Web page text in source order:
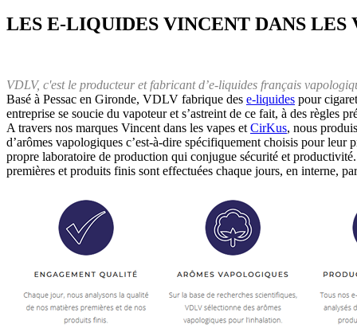
LES E-LIQUIDES VINCENT DANS LES
VDLV, c'est le producteur et fabricant d’e-liquides français
Basé à Pessac en Gironde, VDLV fabrique des e-liquides pour
entreprise se soucie du vapoteur et s’astreint de ce fait, à des règles
A travers nos marques Vincent dans les vapes et CirKus, nous
d’arômes vapologiques c’est-à-dire spécifiquement choisis pour
propre laboratoire de production qui conjugue sécurité et
premières et produits finis sont effectuées chaque jours, en interne,